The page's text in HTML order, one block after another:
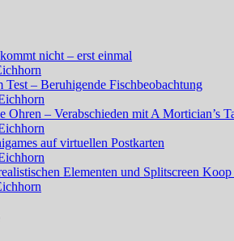
nicht – erst einmal
– Beruhigende Fischbeobachtung
Ohren – Verabschieden mit A Mortician’s
auf virtuellen Postkarten
Elementen und Splitscreen